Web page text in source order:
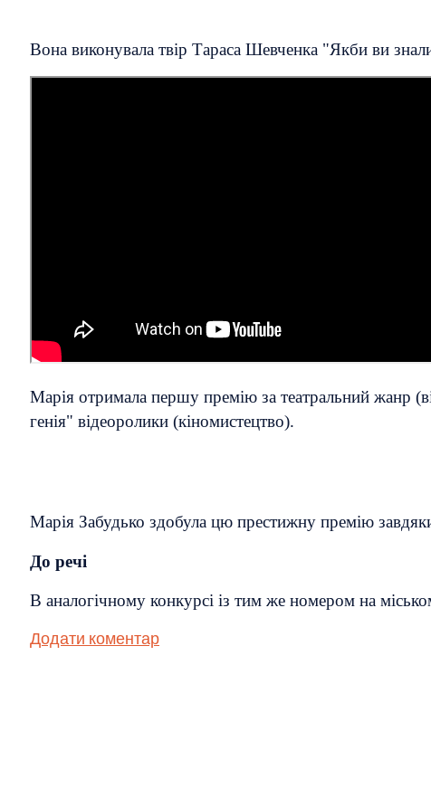
Вона виконувала твір Тараса Шевченка "Якби ви
Марія отримала першу премію за театральний жанр
генія" відеоролики (кіномистецтво).
Марія Забудько здобула цю престижну премію
До речі
В аналогічному конкурсі із тим же номером на
Додати коментар